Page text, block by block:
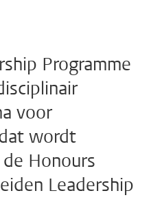
Programme
voor
wordt
Honours
Leadership